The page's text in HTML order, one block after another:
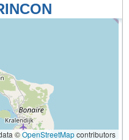
©OpenStreetMapcontributors